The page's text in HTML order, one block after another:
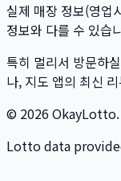
실제 매장 정보(영업
정보와 다를 수 있습
특히 멀리서 방문하
나, 지도 앱의 최신
© 2026
Lotto data